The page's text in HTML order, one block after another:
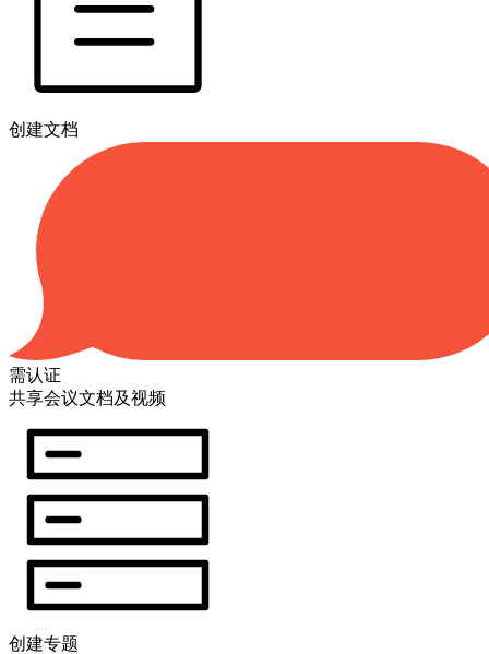
创建文档
需认证
共享会议文档及视频
创建专题